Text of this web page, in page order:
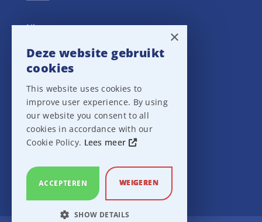
Nieuws
Training Events
Privacy verklaring
Disclaimer
×
Deze website gebruikt
cookies
This website uses cookies to
improve user experience. By using
our website you consent to all
cookies in accordance with our
Cookie Policy. Lees meer
ACCEPTEREN WEIGEREN
SHOW DETAILS